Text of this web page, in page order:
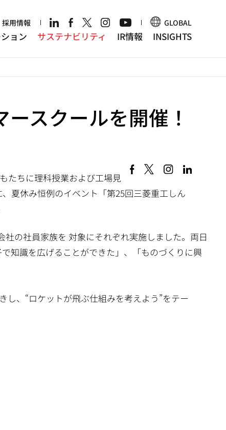
採用情報 GLOBAL
ョン サステナビリティ IR情報 INSIGHTS
スクールを開催！
たちに理科授業および工場見
夏休み恒例のイベント「第25回三菱重工しん
の社員家族を 対象にそれぞれ実施しました。両日
知識を広げることができた」、「ものづくりに興
し、“ロケットが飛ぶ仕組みを考えよう”をテー